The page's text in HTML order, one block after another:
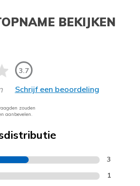
BEKIJKEN
3.7
Schrijf een beoordeling
zouden
aanbevelen.
3
1